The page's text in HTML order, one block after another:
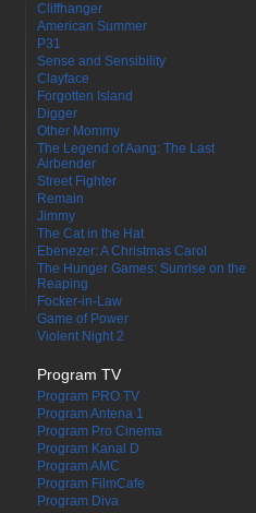
Cliffhanger
American Summer
P31
Sense and Sensibility
Clayface
Forgotten Island
Digger
Other Mommy
The Legend of Aang: The Last
Airbender
Street Fighter
Remain
Jimmy
The Cat in the Hat
Ebenezer: A Christmas Carol
The Hunger Games: Sunrise on the
Reaping
Focker-in-Law
Game of Power
Violent Night 2
Program TV
Program PRO TV
Program Antena 1
Program Pro Cinema
Program Kanal D
Program AMC
Program FilmCafe
Program Diva